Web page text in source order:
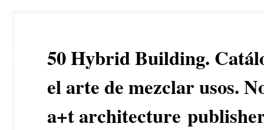
50 Hybrid Building.
el arte de mezclar usos.
a+t architecture